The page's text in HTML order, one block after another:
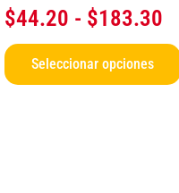
$44.20 - $183.30
Seleccionar opciones